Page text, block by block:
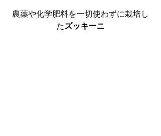
農薬や化学肥料を一切使わずに栽培し
たズッキーニ